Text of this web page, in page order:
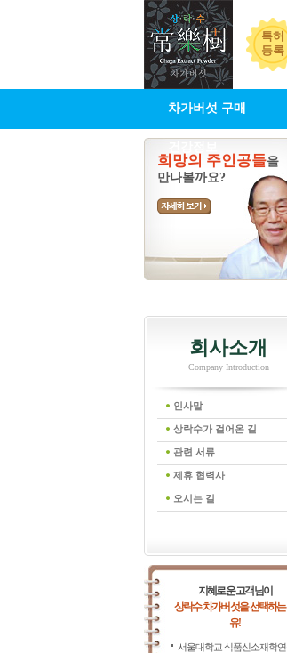
특허
등록
차가버섯 구매
희망의 주인공들을
만나볼까요?
회사소개
Company Introduction
인사말
상락수가 걸어온 길
관련 서류
제휴 협력사
오시는 길
지혜로운 고객님이
상락수 차가버섯을 선택하는
유!
서울대학교 식품신소재학